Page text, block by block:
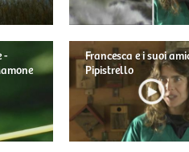
-
Francesca e i suoi
Pipistrello